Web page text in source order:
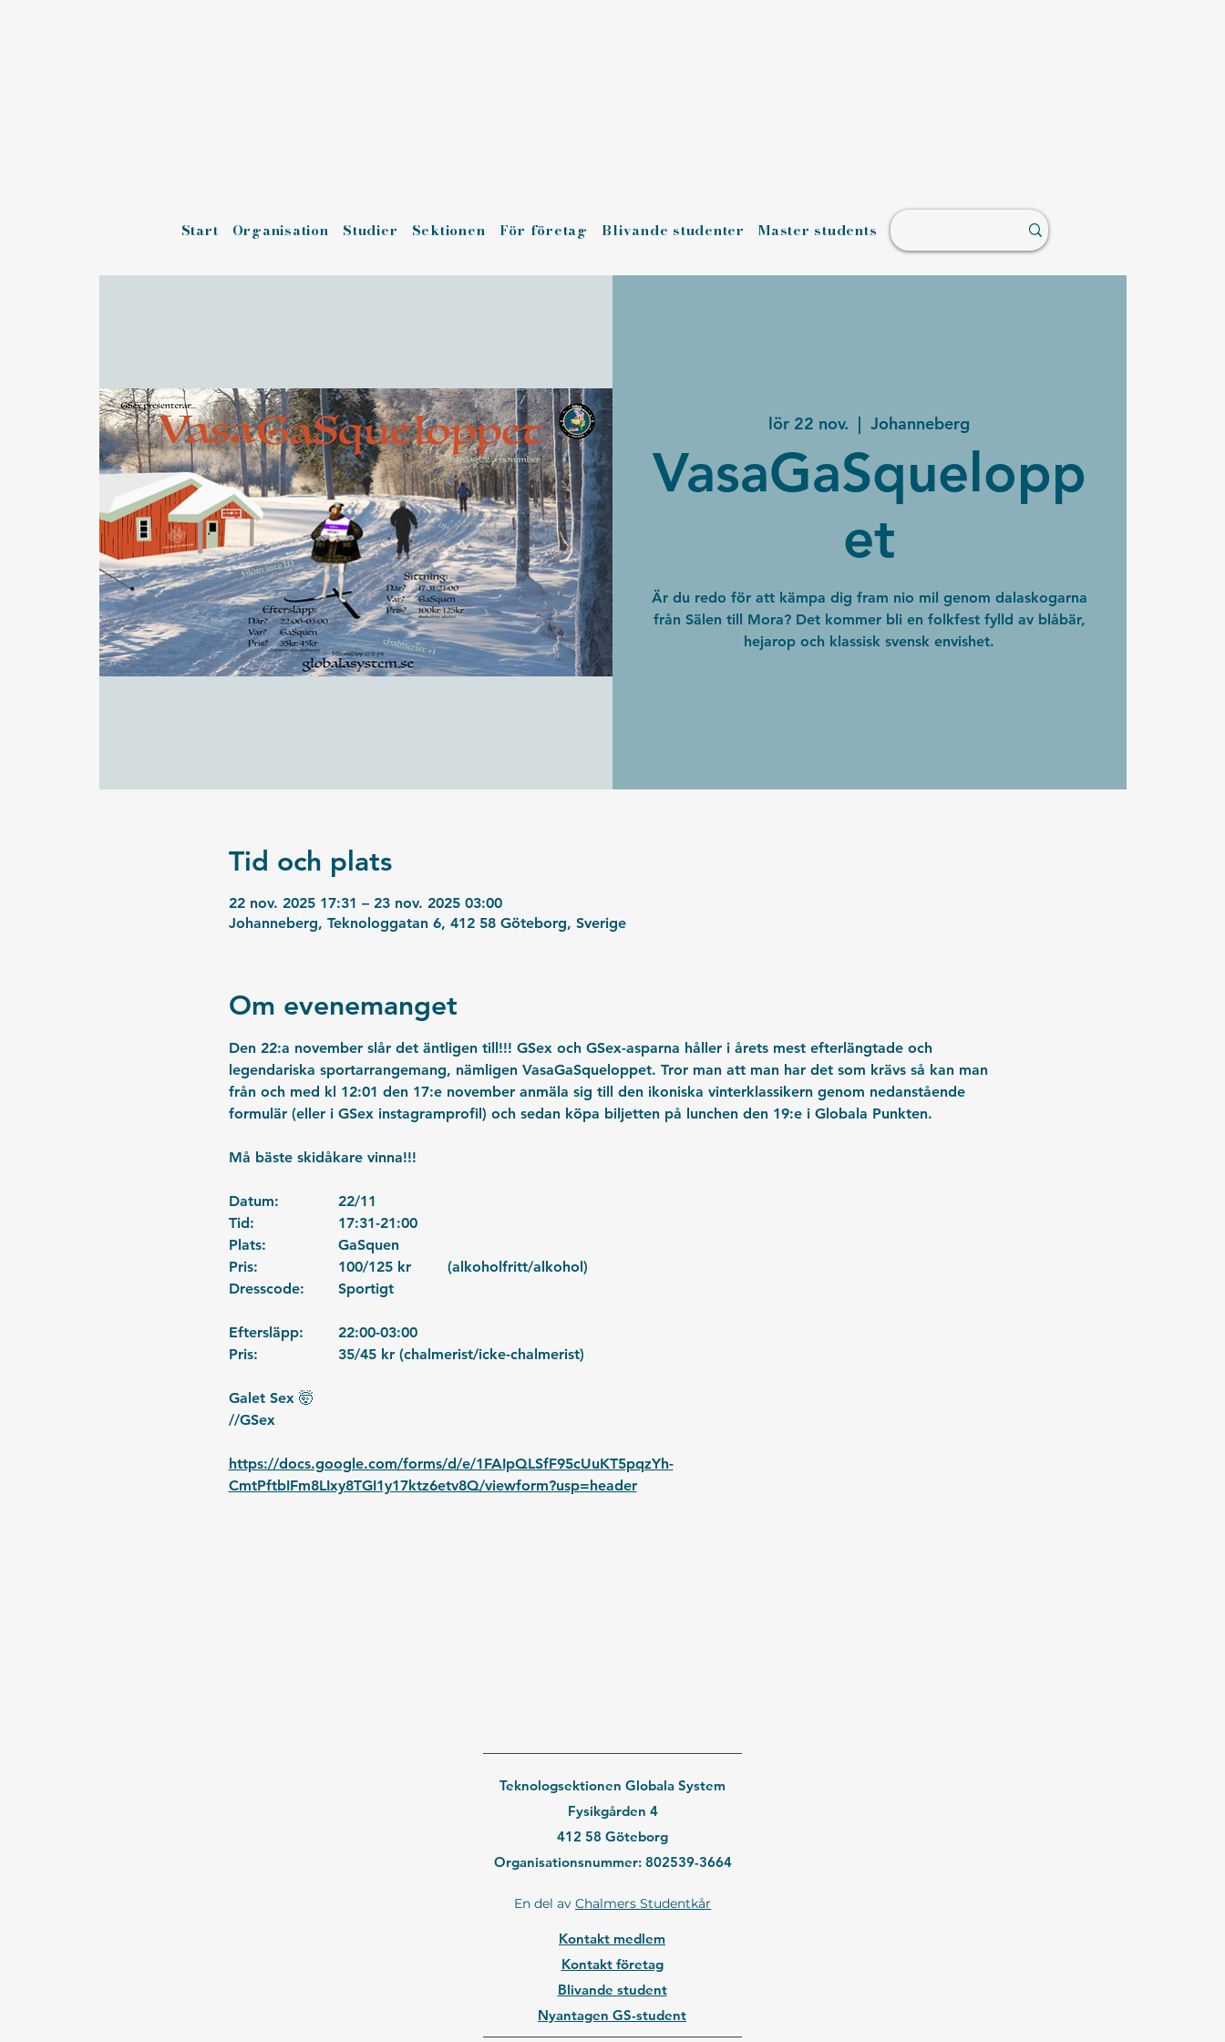
Start Organisation Studier Sektionen För företag Blivande studenter Master students
lör 22 nov.
  |
Johanneberg
VasaGaSquelopp
et
Är du redo för att kämpa dig fram nio mil genom dalaskogarna
från Sälen till Mora? Det kommer bli en folkfest fylld av blåbär,
hejarop och klassisk svensk envishet.
Tid och plats
22 nov. 2025 17:31 – 23 nov. 2025 03:00
Johanneberg, Teknologgatan 6, 412 58 Göteborg, Sverige
Om evenemanget
Den 22:a november slår det äntligen till!!! GSex och GSex-asparna håller i årets mest efterlängtade och
legendariska sportarrangemang, nämligen VasaGaSqueloppet. Tror man att man har det som krävs så kan man
från och med kl 12:01 den 17:e november anmäla sig till den ikoniska vinterklassikern genom nedanstående
formulär (eller i GSex instagramprofil) och sedan köpa biljetten på lunchen den 19:e i Globala Punkten.
Må bäste skidåkare vinna!!!
Datum:		22/11
Tid:			17:31-21:00
Plats: 		GaSquen
Pris:			100/125 kr	(alkoholfritt/alkohol)
Dresscode:	Sportigt
Eftersläpp:	22:00-03:00
Pris:			35/45 kr (chalmerist/icke-chalmerist)
Galet Sex 🤯
//GSex
https://docs.google.com/forms/d/e/1FAIpQLSfF95cUuKT5pqzYh-
CmtPftbIFm8LIxy8TGI1y17ktz6etv8Q/viewform?usp=header
Teknologsektionen Globala System
Fysikgården 4
412 58 Göteborg
Organisationsnummer: 802539-3664
En del av Chalmers Studentkår
Kontakt medlem
Kontakt företag
Blivande student
Nyantagen GS-student